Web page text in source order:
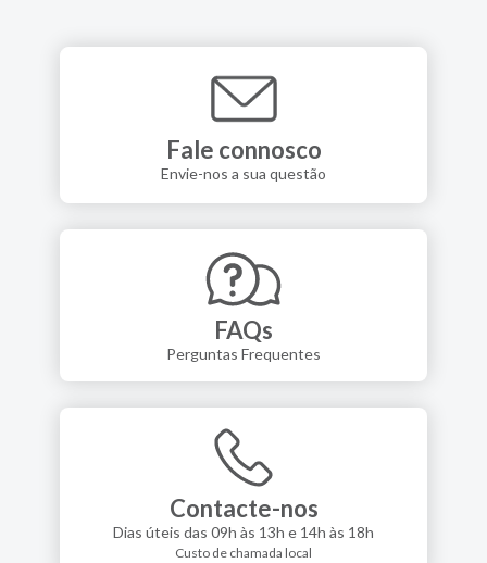
Fale connosco
Envie-nos a sua questão
FAQs
Perguntas Frequentes
Contacte-nos
Dias úteis das 09h às 13h e 14h às 18h
Custo de chamada local